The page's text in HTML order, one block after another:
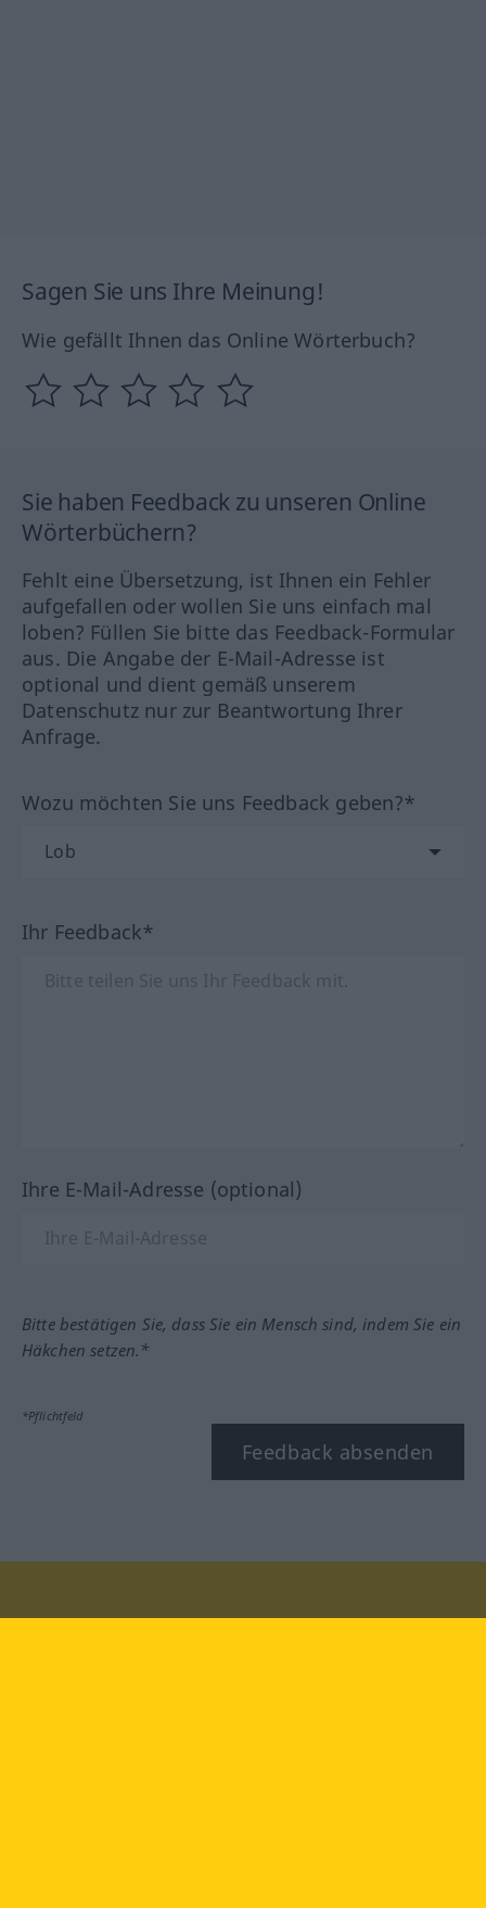
Sagen Sie uns Ihre Meinung!
Wie gefällt Ihnen das Online Wörterbuch?
Sie haben Feedback zu unseren Online
Wörterbüchern?
Fehlt eine Übersetzung, ist Ihnen ein Fehler
aufgefallen oder wollen Sie uns einfach mal
loben? Füllen Sie bitte das Feedback-Formular
aus. Die Angabe der E-Mail-Adresse ist
optional und dient gemäß unserem
Datenschutz nur zur Beantwortung Ihrer
Anfrage.
Wozu möchten Sie uns Feedback geben?*
Ihr Feedback*
Ihre E-Mail-Adresse (optional)
Bitte bestätigen Sie, dass Sie ein Mensch sind, indem Sie ein
Häkchen setzen.*
*Pflichtfeld
Feedback absenden